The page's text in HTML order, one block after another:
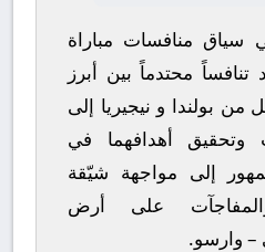
سياق منافسات مباراة
تنافساً محتدماً بين أبرز
من بولندا و نيجيريا إلى
وتحقيق أهدافهما في
إلى مواجهة شيّقة
على أرض
– وارسو.